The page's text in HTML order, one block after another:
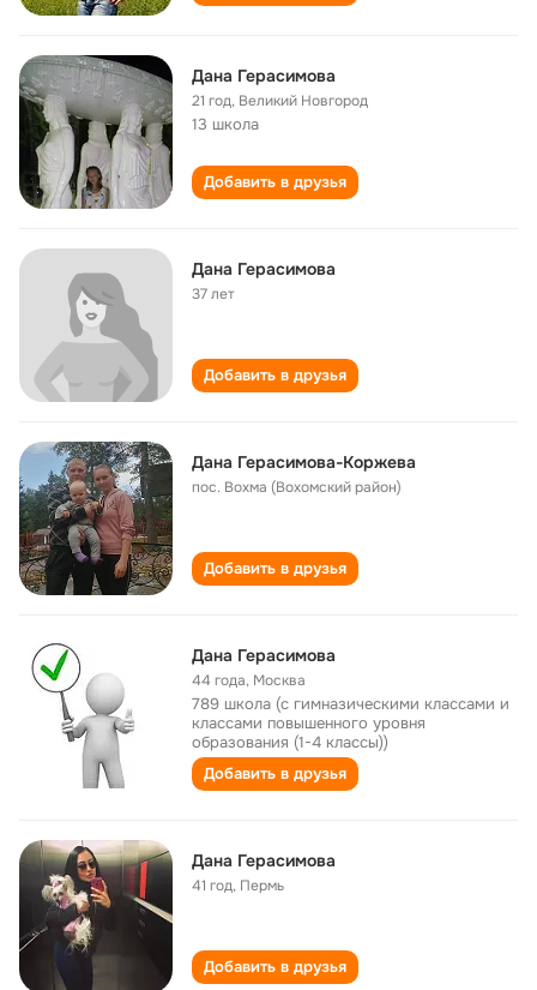
Дана Герасимова
21 год, Великий Новгород
13 школа
Добавить в друзья
Дана Герасимова
37 лет
Добавить в друзья
Дана Герасимова-Коржева
пос. Вохма (Вохомский район)
Добавить в друзья
Дана Герасимова
44 года, Москва
789 школа (с гимназическими классами и
классами повышенного уровня
образования (1-4 классы))
Добавить в друзья
Дана Герасимова
41 год, Пермь
Добавить в друзья